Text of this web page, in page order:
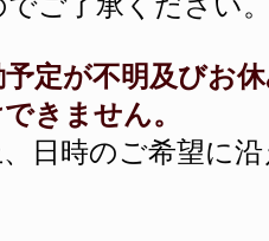
予定が不明及びお
きません。
、日時のご希望に